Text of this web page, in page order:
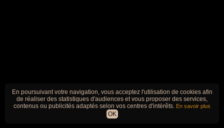
En poursuivant votre navigation, vous acceptez l'utilisation de cookies afin
de réaliser des statistiques d'audiences et vous proposer des services,
contenus ou publicités adaptés selon vos centres d'intérêts. En savoir plus
OK